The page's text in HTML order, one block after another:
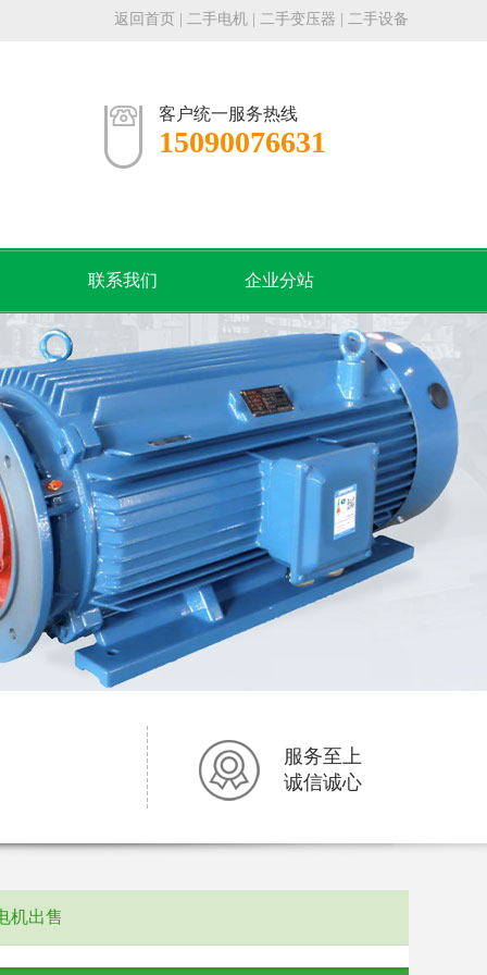
返回首页 二手电机 二手变压器 二手设备
客户统一服务热线
15090076631
联系我们 企业分站
服务至上
诚信诚心
机出售